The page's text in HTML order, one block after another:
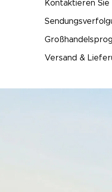
Kontaktieren Sie
Versand &